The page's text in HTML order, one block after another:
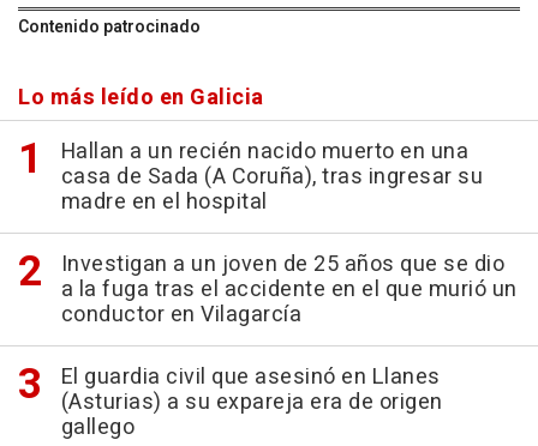
Contenido patrocinado
Lo más leído en Galicia
Hallan a un recién nacido muerto en una
casa de Sada (A Coruña), tras ingresar su
madre en el hospital
Investigan a un joven de 25 años que se dio
a la fuga tras el accidente en el que murió un
conductor en Vilagarcía
El guardia civil que asesinó en Llanes
(Asturias) a su expareja era de origen
gallego